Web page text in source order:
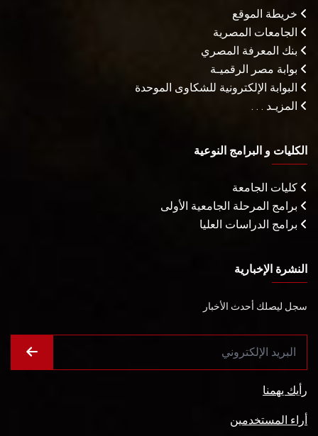
خريطة الموقع
الجامعات المصرية
بنك المعرفة المصري
بوابة مصر الرقميـة
البوابة الإلكترونية للشكاوى الموحدة
المزيـد . . .
الكليات و البرامج النوعية
كليات الجامعة
برامج المرحلة الجامعية الأولى
برامج الدراسات العليا
النشرة الإخبارية
سجل ليصلك أحدث الأخبار
رأيك يهمنا
أراء المستخدمين